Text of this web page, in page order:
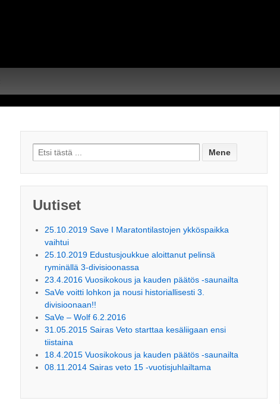
Search for:
Uutiset
25.10.2019 Save I Maratontilastojen ykköspaikka
vaihtui
25.10.2019 Edustusjoukkue aloittanut pelinsä
ryminällä 3-divisioonassa
23.4.2016 Vuosikokous ja kauden päätös -saunailta
SaVe voitti lohkon ja nousi historiallisesti 3.
divisioonaan!!
SaVe – Wolf 6.2.2016
31.05.2015 Sairas Veto starttaa kesäliigaan ensi
tiistaina
18.4.2015 Vuosikokous ja kauden päätös -saunailta
08.11.2014 Sairas veto 15 -vuotisjuhlailtama